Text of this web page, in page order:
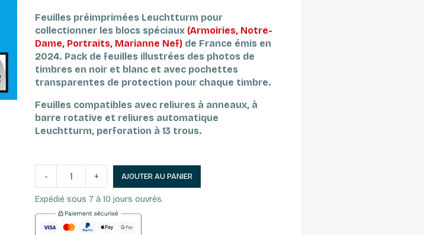
Feuilles préimprimées Leuchtturm pour
collectionner les blocs spéciaux (Armoiries, Notre-
Dame, Portraits, Marianne Nef) de France émis en
2024. Pack de feuilles illustrées des photos de
timbres en noir et blanc et avec pochettes
transparentes de protection pour chaque timbre.
Feuilles compatibles avec reliures à anneaux, à
barre rotative et reliures automatique
Leuchtturm, perforation à 13 trous.
- + AJOUTER AU PANIER
Expédié sous 7 à 10 jours ouvrés.